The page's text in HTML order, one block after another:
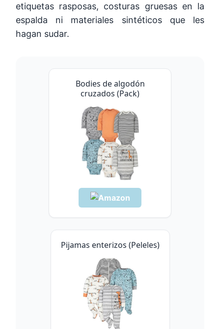
etiquetas rasposas, costuras gruesas en la
espalda ni materiales sintéticos que les
hagan sudar.
Bodies de algodón
cruzados (Pack)
Pijamas enterizos (Peleles)